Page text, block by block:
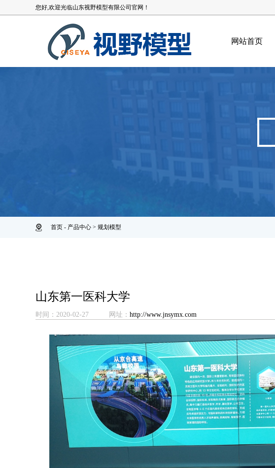
您好,欢迎光临山东视野模型有限公司官网！
网站首页
首页 - 产品中心 > 规划模型
山东第一医科大学
时间：2020-02-27 网址：http://www.jnsymx.com